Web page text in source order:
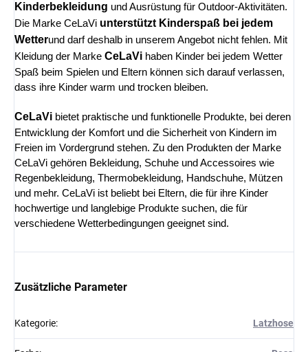
Kinderbekleidung und Ausrüstung für Outdoor-Aktivitäten.
Die Marke CeLaVi unterstützt Kinderspaß bei jedem
Wetterund darf deshalb in unserem Angebot nicht fehlen. Mit
Kleidung der Marke CeLaVi haben Kinder bei jedem Wetter
Spaß beim Spielen und Eltern können sich darauf verlassen,
dass ihre Kinder warm und trocken bleiben.
CeLaVi bietet praktische und funktionelle Produkte, bei deren
Entwicklung der Komfort und die Sicherheit von Kindern im
Freien im Vordergrund stehen. Zu den Produkten der Marke
CeLaVi gehören Bekleidung, Schuhe und Accessoires wie
Regenbekleidung, Thermobekleidung, Handschuhe, Mützen
und mehr. CeLaVi ist beliebt bei Eltern, die für ihre Kinder
hochwertige und langlebige Produkte suchen, die für
verschiedene Wetterbedingungen geeignet sind.
Zusätzliche Parameter
Kategorie: Latzhose